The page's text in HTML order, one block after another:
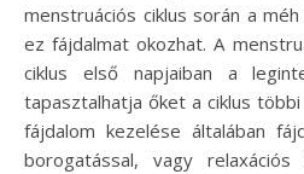
menstruációs ciklus során a
ez fájdalmat okozhat. A
ciklus első napjaiban a
tapasztalhatja őket a ciklus
fájdalom kezelése általában
borogatással, vagy relaxációs